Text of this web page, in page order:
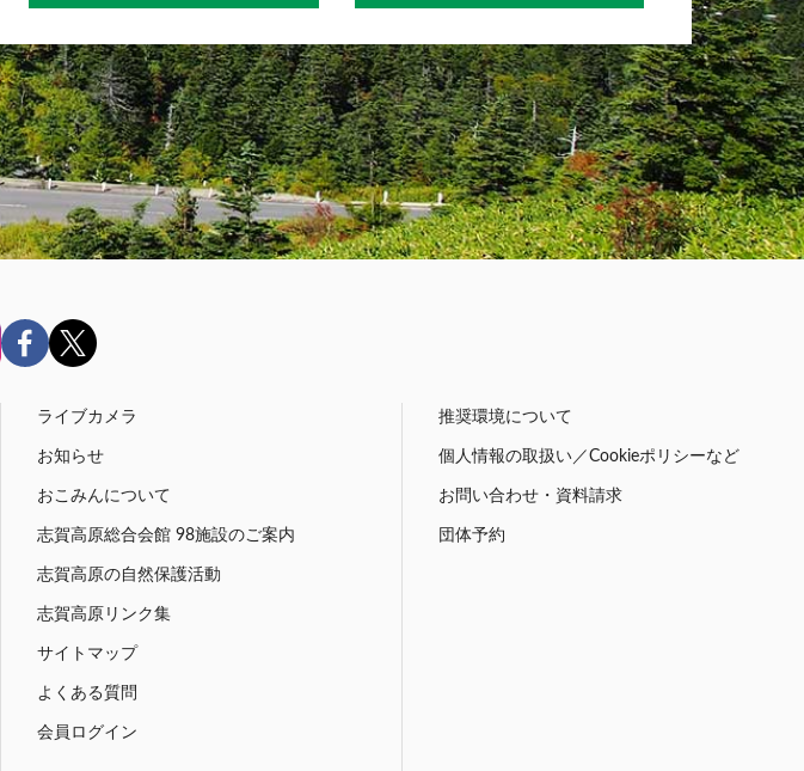
ライブカメラ
お知らせ
おこみんについて
志賀高原総合会館 98施設のご案内
志賀高原の自然保護活動
志賀高原リンク集
サイトマップ
よくある質問
会員ログイン
推奨環境について
個人情報の取扱い／Cookieポリシーなど
お問い合わせ・資料請求
団体予約